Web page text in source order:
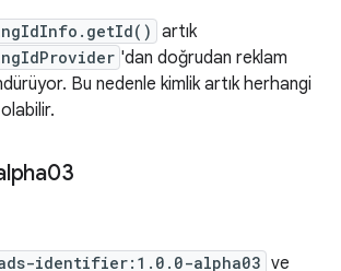
artık
'dan doğrudan reklam
Bu nedenle kimlik artık herhangi
identifier:1.0.0-alpha03 ve